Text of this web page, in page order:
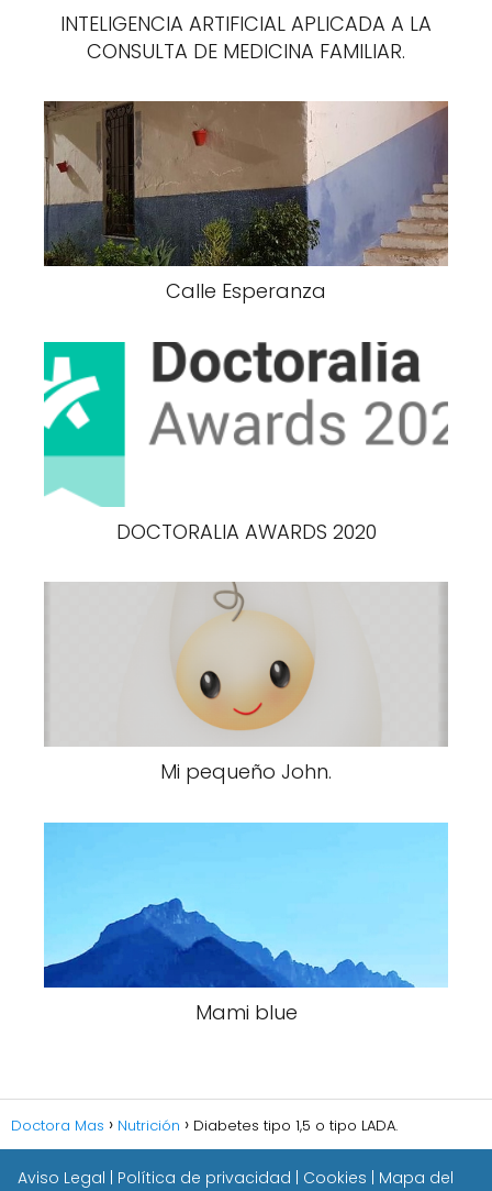
INTELIGENCIA ARTIFICIAL APLICADA A LA
CONSULTA DE MEDICINA FAMILIAR.
Calle Esperanza
DOCTORALIA AWARDS 2020
Mi pequeño John.
Mami blue
Doctora Mas Nutrición Diabetes tipo 1,5 o tipo LADA.
Aviso Legal | Política de privacidad | Cookies | Mapa del